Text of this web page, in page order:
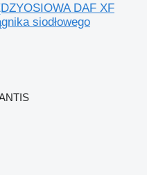
DAF XF
siodłowego